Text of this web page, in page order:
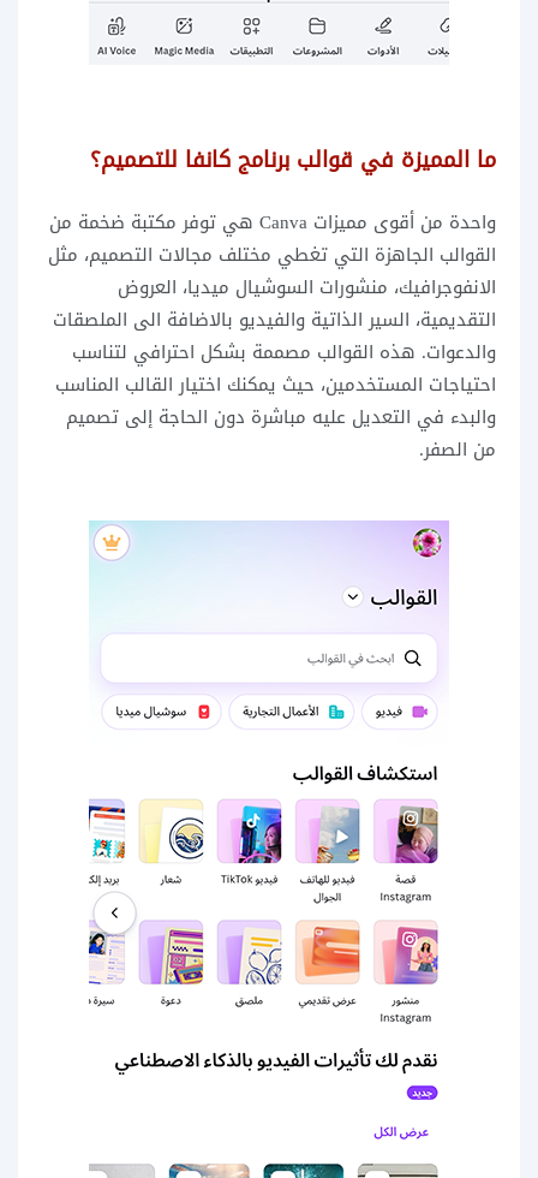
ما المميزة في قوالب برنامج كانفا للتصميم؟
واحدة من أقوى مميزات Canva هي توفر مكتبة ضخمة من
القوالب الجاهزة التي تغطي مختلف مجالات التصميم، مثل
الانفوجرافيك، منشورات السوشيال ميديا، العروض
التقديمية، السير الذاتية والفيديو بالاضافة الى الملصقات
والدعوات. هذه القوالب مصممة بشكل احترافي لتناسب
احتياجات المستخدمين، حيث يمكنك اختيار القالب المناسب
والبدء في التعديل عليه مباشرة دون الحاجة إلى تصميم
من الصفر.